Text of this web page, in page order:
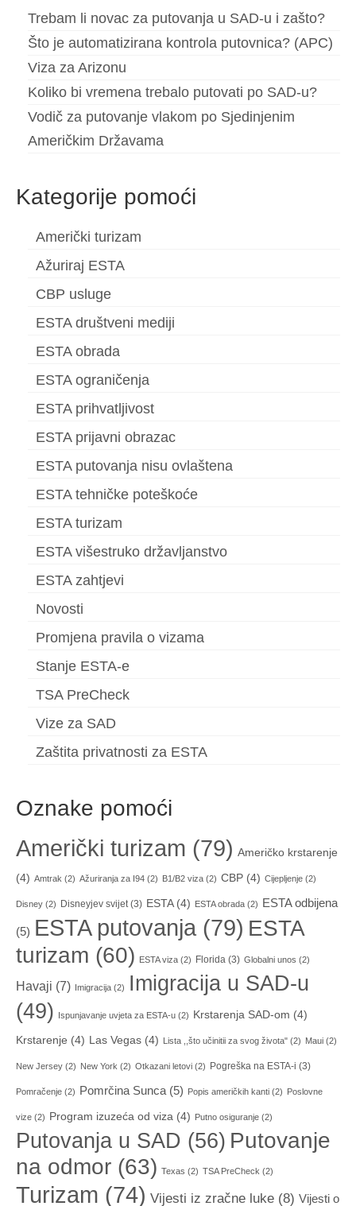
Trebam li novac za putovanja u SAD-u i zašto?
Što je automatizirana kontrola putovnica? (APC)
Viza za Arizonu
Koliko bi vremena trebalo putovati po SAD-u?
Vodič za putovanje vlakom po Sjedinjenim
Američkim Državama
Kategorije pomoći
Američki turizam
Ažuriraj ESTA
CBP usluge
ESTA društveni mediji
ESTA obrada
ESTA ograničenja
ESTA prihvatljivost
ESTA prijavni obrazac
ESTA putovanja nisu ovlaštena
ESTA tehničke poteškoće
ESTA turizam
ESTA višestruko državljanstvo
ESTA zahtjevi
Novosti
Promjena pravila o vizama
Stanje ESTA-e
TSA PreCheck
Vize za SAD
Zaštita privatnosti za ESTA
Oznake pomoći
Američki turizam (79) Američko krstarenje
(4) Amtrak (2) Ažuriranja za I94 (2) B1/B2 viza (2) CBP (4) Cijepljenje (2)
Disney (2) Disneyjev svijet(3) ESTA(4) ESTA obrada (2) ESTA odbijena
(5) ESTA putovanja (79) ESTA
turizam (60) ESTA viza (2) Florida (3) Globalni unos (2)
Havaji (7) Imigracija (2)
Imigracija u SAD-u
(49)
Ispunjavanje uvjeta za ESTA-u (2) Krstarenja SAD-om (4)
Krstarenje (4) Las Vegas (4) Lista ,,što učinitii za svog života" (2) Maui (2)
New Jersey (2) New York (2) Otkazani letovi (2) Pogreška na ESTA-i (3)
Pomračenje (2) Pomrčina Sunca(5) Popis američkih kanti (2) Poslovne
vize (2) Program izuzeća od viza (4) Putno osiguranje (2)
Putovanja u SAD (56) Putovanje
na odmor (63) Texas (2) TSA PreCheck (2)
Turizam (74) Vijesti iz zračne luke (8) Vijesti o